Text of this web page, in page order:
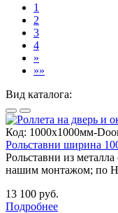
1
2
3
4
»
»»
Вид каталога:
Код: 1000х1000мм-
Рольставни ширина
Рольставни из
нашим монтажом; по
13 100 руб.
Подробнее